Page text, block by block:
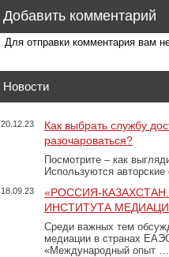
Добавить комментарий
Для отправки комментария вам
Новости
20.12.23
Как выбрать службу
разочароваться?
Посмотрите – как
Используются
18.09.23
«РОССИЯ-
ИНСТИТУТА
Среди важных тем
медиации в странах
«Международный опыт …